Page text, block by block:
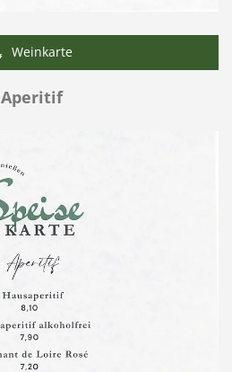
Weinkarte
Aperitif